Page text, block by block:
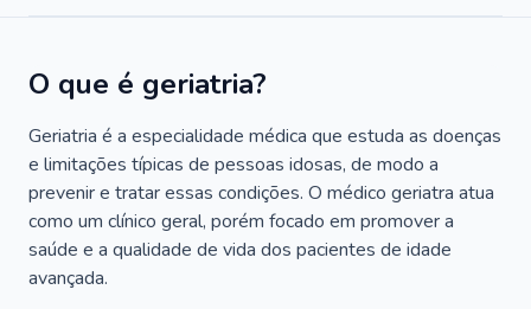
O que é geriatria?
Geriatria é a especialidade médica que estuda as doenças
e limitações típicas de pessoas idosas, de modo a
prevenir e tratar essas condições. O médico geriatra atua
como um clínico geral, porém focado em promover a
saúde e a qualidade de vida dos pacientes de idade
avançada.